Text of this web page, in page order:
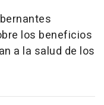
los beneficios
a la salud de los